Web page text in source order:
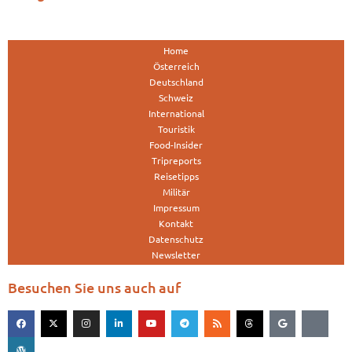
Home
Österreich
Deutschland
Schweiz
International
Touristik
Food-Insider
Tripreports
Reisetipps
Militär
Impressum
Kontakt
Datenschutz
Newsletter
Besuchen Sie uns auch auf